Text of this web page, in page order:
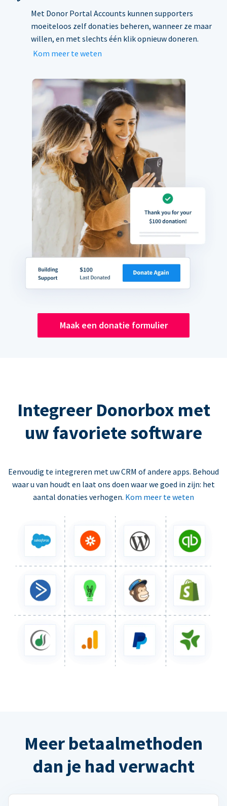
Met Donor Portal Accounts kunnen supporters
moeiteloos zelf donaties beheren, wanneer ze maar
willen, en met slechts één klik opnieuw doneren.
Kom meer te weten
Maak een donatie formulier
Integreer Donorbox met
uw favoriete software
Eenvoudig te integreren met uw CRM of andere apps. Behoud
waar u van houdt en laat ons doen waar we goed in zijn: het
aantal donaties verhogen. Kom meer te weten
Meer betaalmethoden
dan je had verwacht